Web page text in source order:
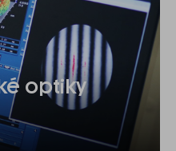
optiky